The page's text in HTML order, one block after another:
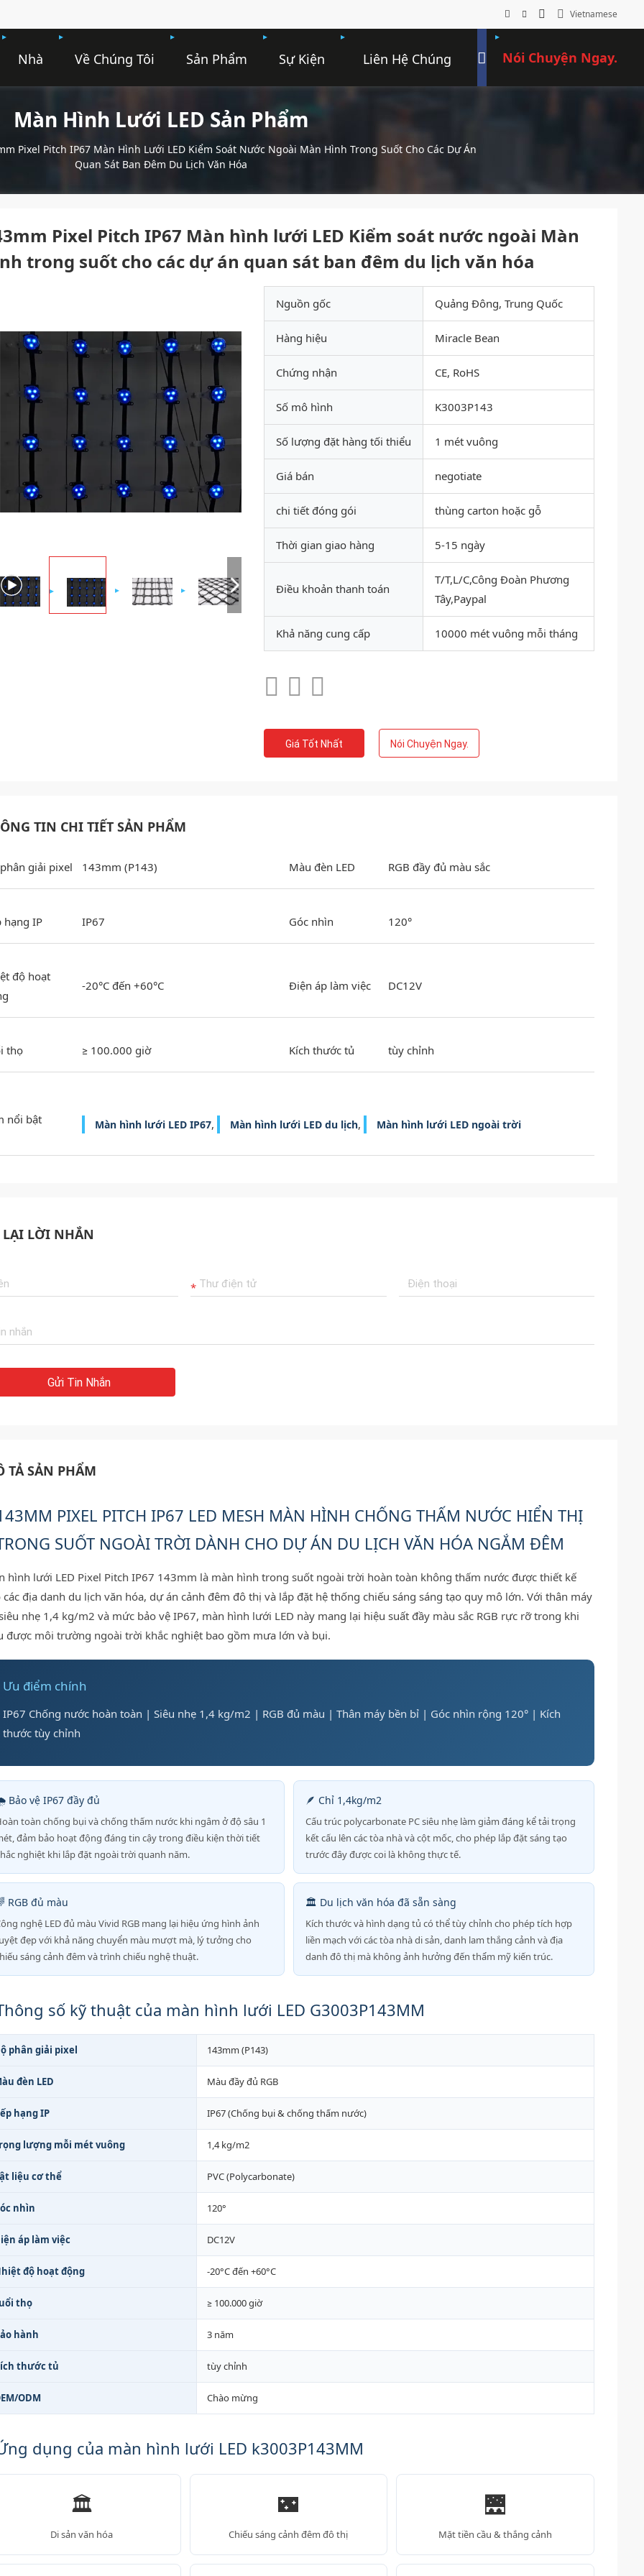
Vietnamese
Nhà Về Chúng Tôi Sản Phẩm Sự Kiện Liên Hệ Chúng Nói Chuyện Ngay.
Màn Hình Lưới LED Sản Phẩm
Pixel Pitch IP67 Màn Hình Lưới LED Kiểm Soát Nước Ngoài Màn Hình Trong Suốt Cho Các Dự Án
Quan Sát Ban Đêm Du Lịch Văn Hóa
Pixel Pitch IP67 Màn hình lưới LED Kiểm soát nước ngoài Màn
trong suốt cho các dự án quan sát ban đêm du lịch văn hóa
Nguồn gốc Quảng Đông, Trung Quốc
Hàng hiệu Miracle Bean
Chứng nhận CE, RoHS
Số mô hình K3003P143
Số lượng đặt hàng tối thiểu 1 mét vuông
Giá bán negotiate
chi tiết đóng gói thùng carton hoặc gỗ
Thời gian giao hàng 5-15 ngày
Điều khoản thanh toán
T/T,L/C,Công Đoàn Phương
Tây,Paypal
Khả năng cung cấp 10000 mét vuông mỗi tháng
Giá Tốt Nhất Nói Chuyện Ngay.
TIN CHI TIẾT SẢN PHẨM
giải pixel 143mm (P143) Màu đèn LED RGB đầy đủ màu sắc
hạng IP IP67 Góc nhìn 120°
độ hoạt
-20°C đến +60°C Điện áp làm việc DC12V
thọ ≥ 100.000 giờ Kích thước tủ tùy chỉnh
nổi bật Màn hình lưới LED IP67, Màn hình lưới LED du lịch, Màn hình lưới LED ngoài trời
LẠI LỜI NHẮN
Gửi Tin Nhắn
TẢ SẢN PHẨM
PIXEL PITCH IP67 LED MESH MÀN HÌNH CHỐNG THẤM NƯỚC HIỂN THỊ
SUỐT NGOÀI TRỜI DÀNH CHO DỰ ÁN DU LỊCH VĂN HÓA NGẮM ĐÊM
hình lưới LED Pixel Pitch IP67 143mm là màn hình trong suốt ngoài trời hoàn toàn không thấm nước được thiết kế
các địa danh du lịch văn hóa, dự án cảnh đêm đô thị và lắp đặt hệ thống chiếu sáng sáng tạo quy mô lớn. Với thân máy
nhẹ 1,4 kg/m2 và mức bảo vệ IP67, màn hình lưới LED này mang lại hiệu suất đầy màu sắc RGB rực rỡ trong khi
được môi trường ngoài trời khắc nghiệt bao gồm mưa lớn và bụi.
Ưu điểm chính
IP67 Chống nước hoàn toàn | Siêu nhẹ 1,4 kg/m2 | RGB đủ màu | Thân máy bền bỉ | Góc nhìn rộng 120° | Kích
thước tùy chỉnh
Bảo vệ IP67 đầy đủ
toàn chống bụi và chống thấm nước khi ngâm ở độ sâu 1
đảm bảo hoạt động đáng tin cậy trong điều kiện thời tiết
nghiệt khi lắp đặt ngoài trời quanh năm.
🪶 Chỉ 1,4kg/m2
Cấu trúc polycarbonate PC siêu nhẹ làm giảm đáng kể tải trọng
kết cấu lên các tòa nhà và cột mốc, cho phép lắp đặt sáng tạo
trước đây được coi là không thực tế.
RGB đủ màu
nghệ LED đủ màu Vivid RGB mang lại hiệu ứng hình ảnh
đẹp với khả năng chuyển màu mượt mà, lý tưởng cho
sáng cảnh đêm và trình chiếu nghệ thuật.
🏛️ Du lịch văn hóa đã sẵn sàng
Kích thước và hình dạng tủ có thể tùy chỉnh cho phép tích hợp
liền mạch với các tòa nhà di sản, danh lam thắng cảnh và địa
danh đô thị mà không ảnh hưởng đến thẩm mỹ kiến ​​trúc.
số kỹ thuật của màn hình lưới LED G3003P143MM
phân giải pixel 143mm (P143)
đèn LED Màu đầy đủ RGB
hạng IP IP67 (Chống bụi & chống thấm nước)
lượng mỗi mét vuông 1,4 kg/m2
liệu cơ thể PVC (Polycarbonate)
nhìn 120°
áp làm việc DC12V
độ hoạt động -20°C đến +60°C
thọ ≥ 100.000 giờ
hành 3 năm
thước tủ tùy chỉnh
ODM Chào mừng
dụng của màn hình lưới LED k3003P143MM
🏛️
Di sản văn hóa
🌃
Chiếu sáng cảnh đêm đô thị
🌉
Mặt tiền cầu & thắng cảnh